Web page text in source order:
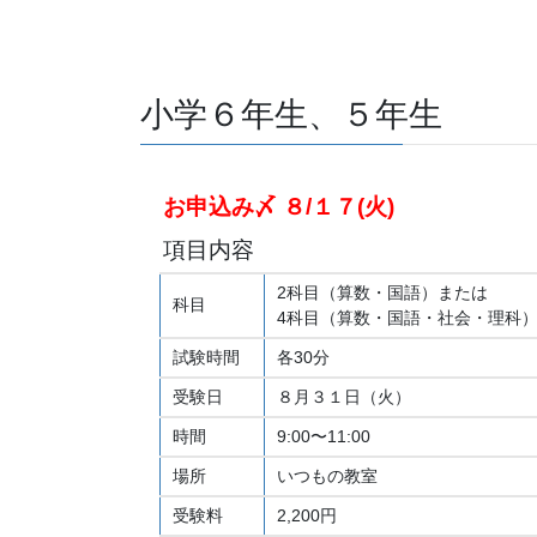
小学６年生、５年生
お申込み〆 ８/１７(火)
項目内容
科目
2科目（算数・国語）または
4科目（算数・国語・社会・理科）
試験時間 各30分
受験日 ８月３１日（火）
時間 9:00〜11:00
場所 いつもの教室
受験料 2,200円